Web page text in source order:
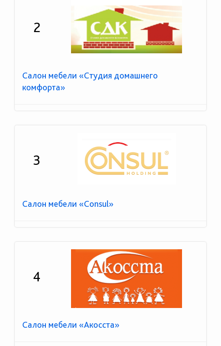
2
Салон мебели «Студия домашнего
комфорта»
3
Салон мебели «Consul»
4
Салон мебели «Акосста»